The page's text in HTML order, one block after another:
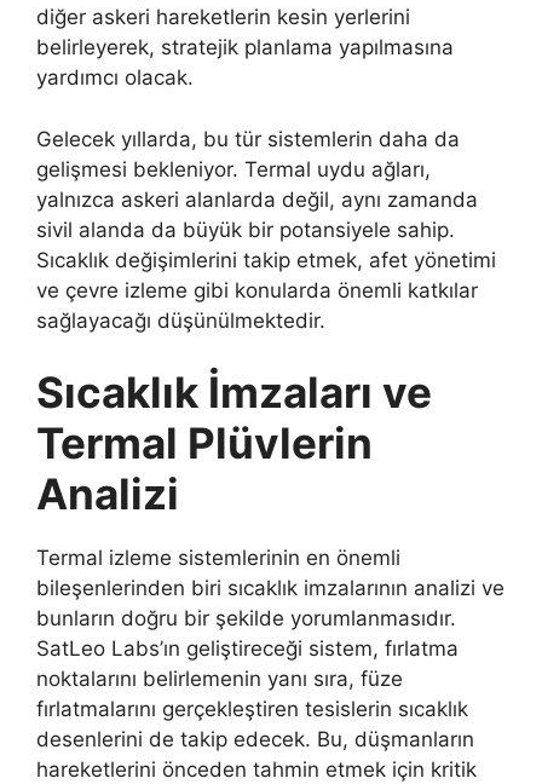
diğer askeri hareketlerin kesin yerlerini
belirleyerek, stratejik planlama yapılmasına
yardımcı olacak.
Gelecek yıllarda, bu tür sistemlerin daha da
gelişmesi bekleniyor. Termal uydu ağları,
yalnızca askeri alanlarda değil, aynı zamanda
sivil alanda da büyük bir potansiyele sahip.
Sıcaklık değişimlerini takip etmek, afet yönetimi
ve çevre izleme gibi konularda önemli katkılar
sağlayacağı düşünülmektedir.
Sıcaklık İmzaları ve
Termal Plüvlerin
Analizi
Termal izleme sistemlerinin en önemli
bileşenlerinden biri sıcaklık imzalarının analizi ve
bunların doğru bir şekilde yorumlanmasıdır.
SatLeo Labs’ın geliştireceği sistem, fırlatma
noktalarını belirlemenin yanı sıra, füze
fırlatmalarını gerçekleştiren tesislerin sıcaklık
desenlerini de takip edecek. Bu, düşmanların
hareketlerini önceden tahmin etmek için kritik